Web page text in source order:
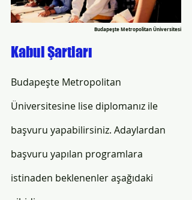
Budapeşte Metropolitan Üniversitesi
Kabul Şartları
Budapeşte Metropolitan
Üniversitesine lise diplomanız ile
başvuru yapabilirsiniz. Adaylardan
başvuru yapılan programlara
istinaden beklenenler aşağıdaki